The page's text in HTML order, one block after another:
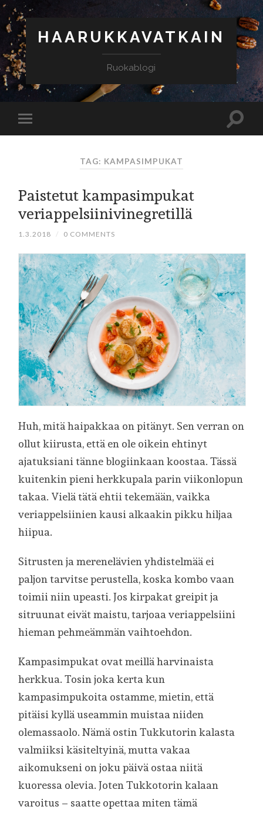
HAARUKKAVATKAIN
Ruokablogi
TAG: KAMPASIMPUKAT
Paistetut kampasimpukat
veriappelsiinivinegretillä
1.3.2018 / 0 COMMENTS
Huh, mitä haipakkaa on pitänyt. Sen verran on
ollut kiirusta, että en ole oikein ehtinyt
ajatuksiani tänne blogiinkaan koostaa. Tässä
kuitenkin pieni herkkupala parin viikonlopun
takaa. Vielä tätä ehtii tekemään, vaikka
veriappelsiinien kausi alkaakin pikku hiljaa
hiipua.
Sitrusten ja merenelävien yhdistelmää ei
paljon tarvitse perustella, koska kombo vaan
toimii niin upeasti. Jos kirpakat greipit ja
sitruunat eivät maistu, tarjoaa veriappelsiini
hieman pehmeämmän vaihtoehdon.
Kampasimpukat ovat meillä harvinaista
herkkua. Tosin joka kerta kun
kampasimpukoita ostamme, mietin, että
pitäisi kyllä useammin muistaa niiden
olemassaolo. Nämä ostin Tukkutorin kalasta
valmiiksi käsiteltyinä, mutta vakaa
aikomukseni on joku päivä ostaa niitä
kuoressa olevia. Joten Tukkotorin kalaan
varoitus – saatte opettaa miten tämä